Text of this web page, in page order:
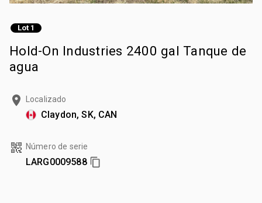
Lot 1
Hold-On Industries 2400 gal Tanque de
agua
Localizado
Claydon, SK, CAN
Número de serie
LARG0009588